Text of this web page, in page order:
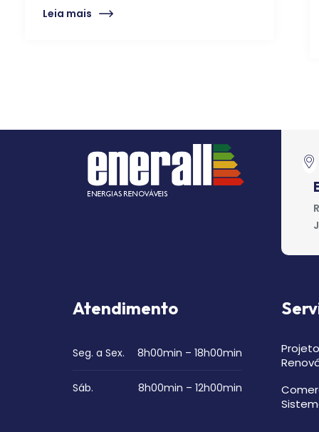
Leia mais
Atendimento
Seg. a Sex. 8h00min – 18h00min
Sáb. 8h00min – 12h00min